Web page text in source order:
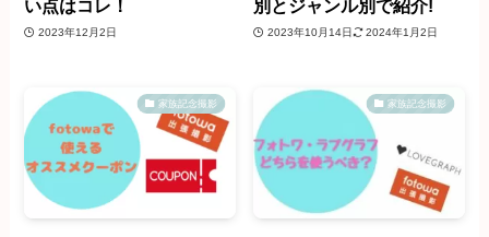
い点はコレ！
2023年12月2日
別とジャンル別で紹介!
2023年10月14日 2024年1月2日
家族記念撮影 家族記念撮影